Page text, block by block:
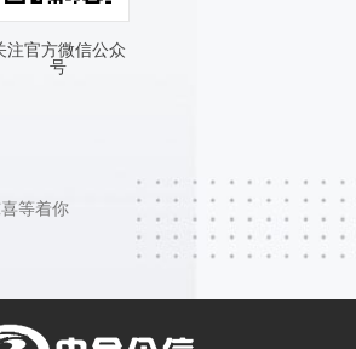
注官方微信公众
号
等着你